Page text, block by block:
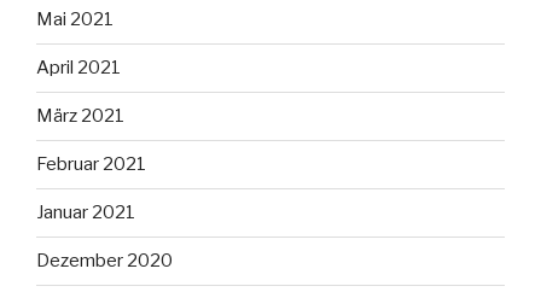
Mai 2021
April 2021
März 2021
Februar 2021
Januar 2021
Dezember 2020